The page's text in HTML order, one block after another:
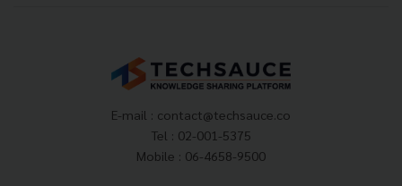
E-mail : contact@techsauce.co
Tel : 02-001-5375
Mobile : 06-4658-9500